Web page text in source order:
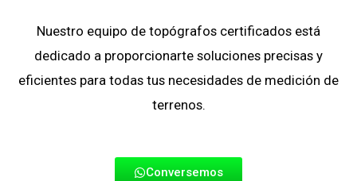
Nuestro equipo de topógrafos certificados está
dedicado a proporcionarte soluciones precisas y
eficientes para todas tus necesidades de medición de
terrenos.
Conversemos